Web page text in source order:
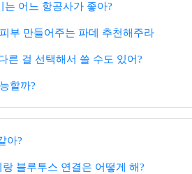
어느 항공사가 좋아?
부 만들어주는 파데 추천해주라
른 걸 선택해서 쓸 수도 있어?
할까?
아?
블루투스 연결은 어떻게 해?